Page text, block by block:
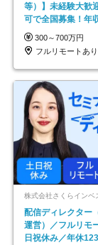
等）】未経験大歓
可で全国募集！年
★年休最大130日★
300～700万円
フルリモートあり
株式会社さくらインベ
配信ディレクター
運営）／フルリモ
日祝休み／年休